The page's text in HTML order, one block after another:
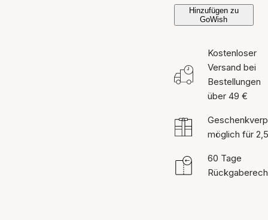
Hinzufügen zu
GoWish
Kostenloser
Versand bei
Bestellungen
über 49 €
möglich für
60 Tage